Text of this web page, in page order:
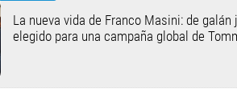
La nueva vida de Franco Masini: de
elegido para una campaña global de